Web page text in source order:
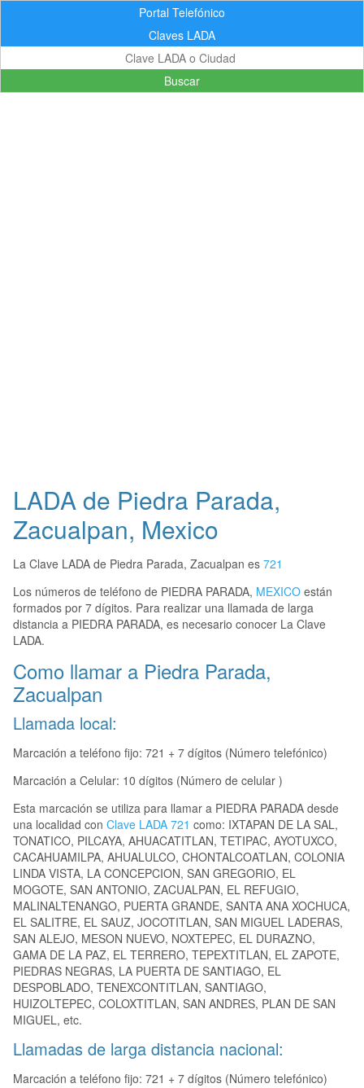
Portal Telefónico
Claves LADA
Buscar
LADA de Piedra Parada,
Zacualpan, Mexico
La Clave LADA de Piedra Parada, Zacualpan es 721
Los números de teléfono de PIEDRA PARADA, MEXICO están
formados por 7 dígitos. Para realizar una llamada de larga
distancia a PIEDRA PARADA, es necesario conocer La Clave
LADA.
Como llamar a Piedra Parada,
Zacualpan
Llamada local:
Marcación a teléfono fijo: 721 + 7 dígitos (Número telefónico)
Marcación a Celular: 10 dígitos (Número de celular )
Esta marcación se utiliza para llamar a PIEDRA PARADA desde
una localidad con Clave LADA 721 como: IXTAPAN DE LA SAL,
TONATICO, PILCAYA, AHUACATITLAN, TETIPAC, AYOTUXCO,
CACAHUAMILPA, AHUALULCO, CHONTALCOATLAN, COLONIA
LINDA VISTA, LA CONCEPCION, SAN GREGORIO, EL
MOGOTE, SAN ANTONIO, ZACUALPAN, EL REFUGIO,
MALINALTENANGO, PUERTA GRANDE, SANTA ANA XOCHUCA,
EL SALITRE, EL SAUZ, JOCOTITLAN, SAN MIGUEL LADERAS,
SAN ALEJO, MESON NUEVO, NOXTEPEC, EL DURAZNO,
GAMA DE LA PAZ, EL TERRERO, TEPEXTITLAN, EL ZAPOTE,
PIEDRAS NEGRAS, LA PUERTA DE SANTIAGO, EL
DESPOBLADO, TENEXCONTITLAN, SANTIAGO,
HUIZOLTEPEC, COLOXTITLAN, SAN ANDRES, PLAN DE SAN
MIGUEL, etc.
Llamadas de larga distancia nacional:
Marcación a teléfono fijo: 721 + 7 dígitos (Número telefónico)